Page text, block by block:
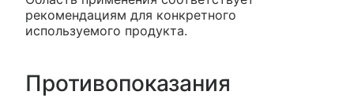
рекомендациям для конкретного
используемого продукта.
Противопоказания